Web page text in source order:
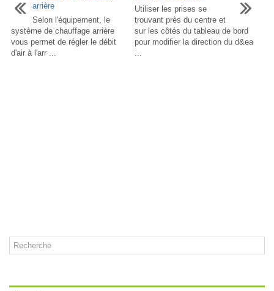
arrière
Selon l'équipement, le
système de chauffage arrière
vous permet de régler le débit
d'air à l'arr ...
Utiliser les prises se
trouvant près du centre et
sur les côtés du tableau de bord
pour modifier la direction du d&ea